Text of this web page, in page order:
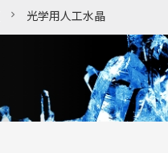
光学用人工水晶